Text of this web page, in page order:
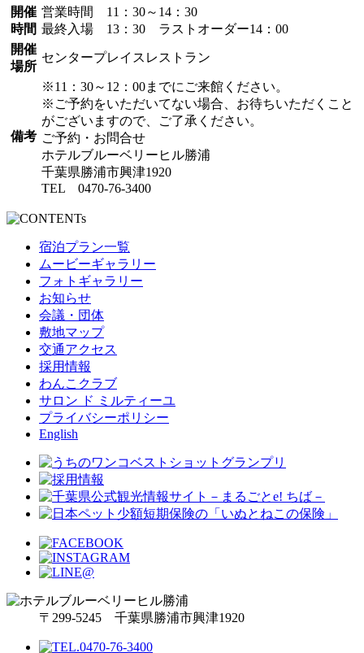
開催
時間
営業時間 11：30～14：30
最終入場 13：30 ラストオーダー14：00
開催
場所
センタープレイスレストラン
備考
※11：30～12：00までにご来館ください。
※ご予約をいただいてない場合、お待ちいただくこと
がございますので、ご了承ください。
ご予約・お問合せ
ホテルブルーベリーヒル勝浦
千葉県勝浦市興津1920
TEL 0470-76-3400
宿泊プラン一覧
ムービーギャラリー
フォトギャラリー
お知らせ
会議・団体
敷地マップ
交通アクセス
採用情報
わんこクラブ
サロン ド ミルティーユ
プライバシーポリシー
English
〒299-5245 千葉県勝浦市興津1920